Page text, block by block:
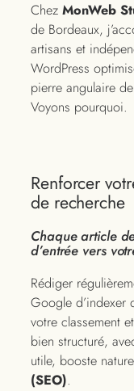
Chez MonWeb
de Bordeaux,
artisans et
WordPress
pierre angulaire
Voyons pourquoi.
Renforcer
de recherche
Chaque article
d’entrée vers
Rédiger
Google d’indexer
votre classement
bien structuré,
utile, booste
(SEO).